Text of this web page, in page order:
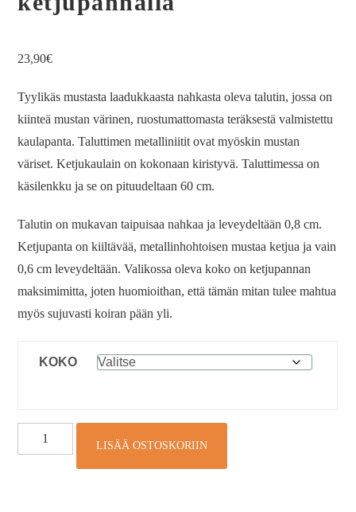
23,90€
Tyylikäs mustasta laadukkaasta nahkasta oleva talutin, jossa on
kiinteä mustan värinen, ruostumattomasta teräksestä valmistettu
kaulapanta. Taluttimen metalliniitit ovat myöskin mustan
väriset. Ketjukaulain on kokonaan kiristyvä. Taluttimessa on
käsilenkku ja se on pituudeltaan 60 cm.
Talutin on mukavan taipuisaa nahkaa ja leveydeltään 0,8 cm.
Ketjupanta on kiiltävää, metallinhohtoisen mustaa ketjua ja vain
0,6 cm leveydeltään. Valikossa oleva koko on ketjupannan
maksimimitta, joten huomioithan, että tämän mitan tulee mahtua
myös sujuvasti koiran pään yli.
KOKO
LISÄÄ OSTOSKORIIN